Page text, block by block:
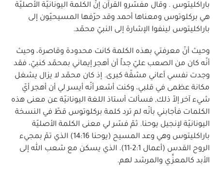
باراكليتوس . وقال مفسّرو القرآن إنّ الكلمة اليونانيّة الأصليّة
هي بركلوتوس ومعناها أحمد وقد حرّفها المسيحيّون إلى
باراكليتوس لينفوا الإشارة إلى النبيّ محمّد.
وحيث أنّ معرفتي بهذه الكلمة كانت محدودة وقاصرة، وحيث
أنّه كان من الصعب عليّ جداً أن أهجر إيماني بمحمّد كنبيّ، فقد
وجدت نفسي أعاني مشقّة كبرى. إذ كان محمّد لا يزال يشغل
مكانة عظمى في قلبي، وكنت أشعر أنّه أيسر لي أن أهجر أيّ
شيء آخر إلاّ ذلك, فسألت أستاذ اللغة اليونانيّة عن معنى هذه
الكلمات فأجابني بأنّه لم ترد كلمة بركلوتوس قطّ في النسخة
اليونانيّة لإنجيل يوحنا. ثمّ فسّر لي معنى الكلمة الأصليّة
باراكليتوس وهي وعد المسيح (يوحنا 14:16) الذي تمّ بمجيء
الروح القدس (أعمال 2:1-11). الذي يسكن مع شعب الله إلى
الأبد كالمعزِّي والمرشد لهم.